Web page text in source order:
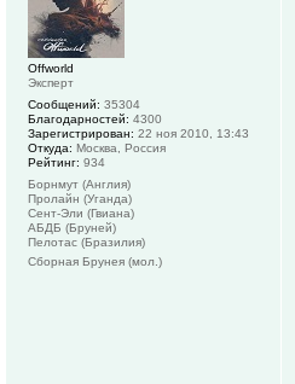
Offworld
Эксперт
Сообщений: 35304
Благодарностей: 4300
Зарегистрирован: 22 ноя 2010, 13:43
Откуда: Москва, Россия
Рейтинг: 934
Борнмут (Англия)
Пролайн (Уганда)
Сент-Эли (Гвиана)
АБДБ (Бруней)
Пелотас (Бразилия)
Сборная Брунея (мол.)